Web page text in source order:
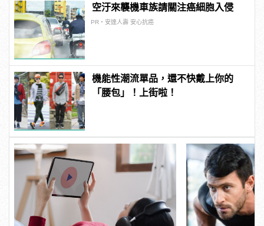
空汙來襲機車族請關注癌細胞入侵
PR・安達人壽 安心抗癌
機能性潮流單品，還不快戴上你的
「腰包」！上街啦！